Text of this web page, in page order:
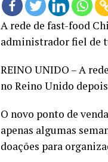
A rede de fast-food
administrador fiel de
REINO UNIDO – A
no Reino Unido
O novo ponto de
apenas algumas
doações para